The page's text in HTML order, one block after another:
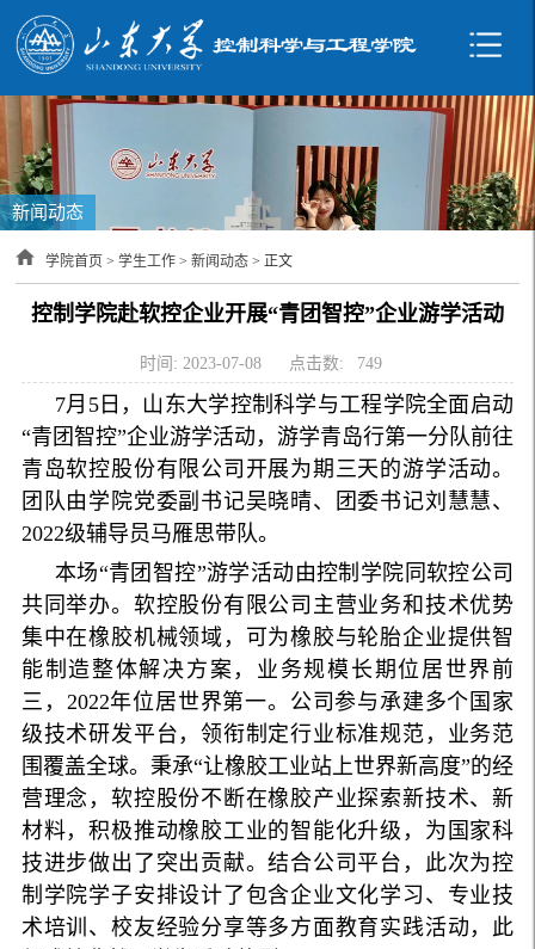
新闻动态
学院首页 >学生工作 >新闻动态 > 正文
控制学院赴软控企业开展“青团智控”企业游学活动
时间: 2023-07-08 点击数: 749
7月5日，山东大学控制科学与工程学院全面启动
“青团智控”企业游学活动，游学青岛行第一分队前往
青岛软控股份有限公司开展为期三天的游学活动。
团队由学院党委副书记吴晓晴、团委书记刘慧慧、
2022级辅导员马雁思带队。
本场“青团智控”游学活动由控制学院同软控公司
共同举办。软控股份有限公司主营业务和技术优势
集中在橡胶机械领域，可为橡胶与轮胎企业提供智
能制造整体解决方案，业务规模长期位居世界前
三，2022年位居世界第一。公司参与承建多个国家
级技术研发平台，领衔制定行业标准规范，业务范
围覆盖全球。秉承“让橡胶工业站上世界新高度”的经
营理念，软控股份不断在橡胶产业探索新技术、新
材料，积极推动橡胶工业的智能化升级，为国家科
技进步做出了突出贡献。结合公司平台，此次为控
制学院学子安排设计了包含企业文化学习、专业技
术培训、校友经验分享等多方面教育实践活动，此